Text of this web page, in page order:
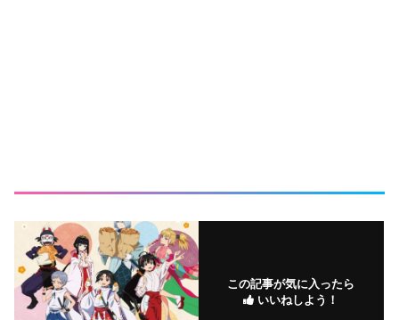
この記事が気に入ったら
いいねしよう！